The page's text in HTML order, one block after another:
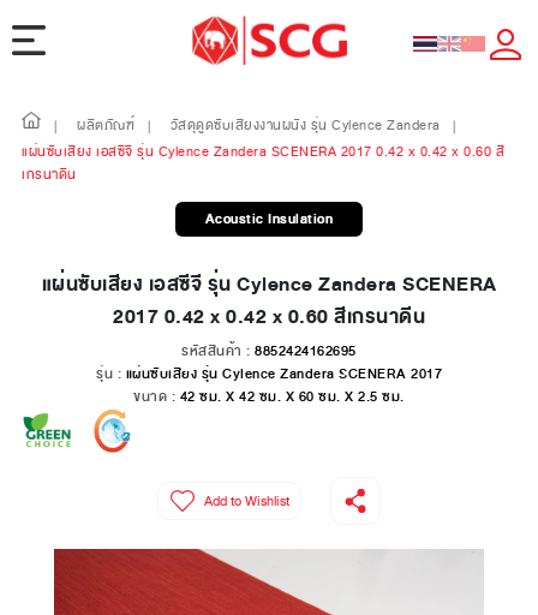
| ผลิตภัณฑ์ | วัสดุดูดซับเสียงงานผนัง รุ่น Cylence Zandera
|
แผ่นซับเสียง เอสซีจี รุ่น Cylence Zandera SCENERA 2017 0.42 x 0.42 x 0.60 สี
เกรนาดีน
Acoustic Insulation
แผ่นซับเสียง เอสซีจี รุ่น Cylence Zandera SCENERA
2017 0.42 x 0.42 x 0.60 สีเกรนาดีน
รหัสสินค้า : 8852424162695
รุ่น : แผ่นซับเสียง รุ่น Cylence Zandera SCENERA 2017
ขนาด : 42 ซม. X 42 ซม. X 60 ซม. X 2.5 ซม.
Add to Wishlist